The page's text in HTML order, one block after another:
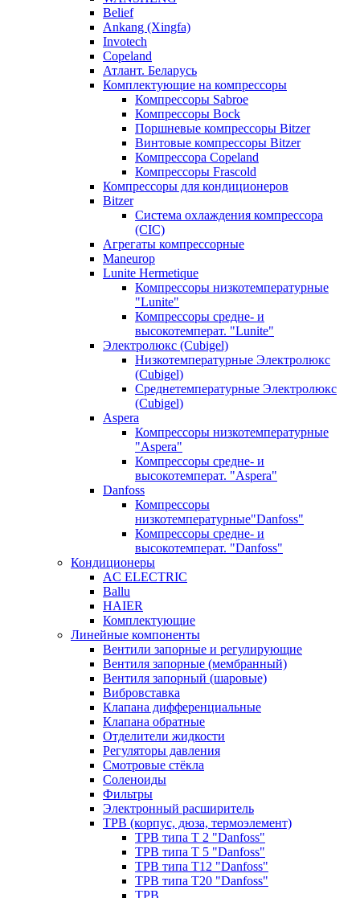
Belief
Ankang (Xingfa)
Invotech
Copeland
Атлант. Беларусь
Комплектующие на компрессоры
Компрессоры Sabroe
Компрессоры Bock
Поршневые компрессоры Bitzer
Винтовые компрессоры Bitzer
Компрессора Copeland
Компрессоры Frascold
Компрессоры для кондиционеров
Bitzer
Система охлаждения компрессора
(CIC)
Агрегаты компрессорные
Maneurop
Lunite Hermetique
Компрессоры низкотемпературные
"Lunite"
Компрессоры средне- и
высокотемперат. "Lunite"
Электролюкс (Cubigel)
Низкотемпературные Электролюкс
(Cubigel)
Среднетемпературные Электролюкс
(Cubigel)
Aspera
Компрессоры низкотемпературные
"Aspera"
Компрессоры средне- и
высокотемперат. "Aspera"
Danfoss
Компрессоры
низкотемпературные"Danfoss"
Компрессоры средне- и
высокотемперат. "Danfoss"
Кондиционеры
AC ELECTRIC
Ballu
HAIER
Комплектующие
Линейные компоненты
Вентили запорные и регулирующие
Вентиля запорные (мембранный)
Вентиля запорный (шаровые)
Вибровставка
Клапана дифференциальные
Клапана обратные
Отделители жидкости
Регуляторы давления
Смотровые стёкла
Соленоиды
Фильтры
Электронный расширитель
ТРВ (корпус, дюза, термоэлемент)
ТРВ типа Т 2 "Danfoss"
ТРВ типа Т 5 "Danfoss"
ТРВ типа Т12 "Danfoss"
ТРВ типа Т20 "Danfoss"
ТРВ